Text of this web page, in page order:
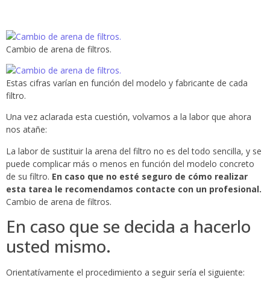
Cambio de arena de filtros.
Estas cifras varían en función del modelo y fabricante de cada
filtro.
Una vez aclarada esta cuestión, volvamos a la labor que ahora
nos atañe:
La labor de sustituir la arena del filtro no es del todo sencilla, y se
puede complicar más o menos en función del modelo concreto
de su filtro. En caso que no esté seguro de cómo realizar
esta tarea le recomendamos contacte con un profesional.
Cambio de arena de filtros.
En caso que se decida a hacerlo
usted mismo.
Orientatívamente el procedimiento a seguir sería el siguiente: